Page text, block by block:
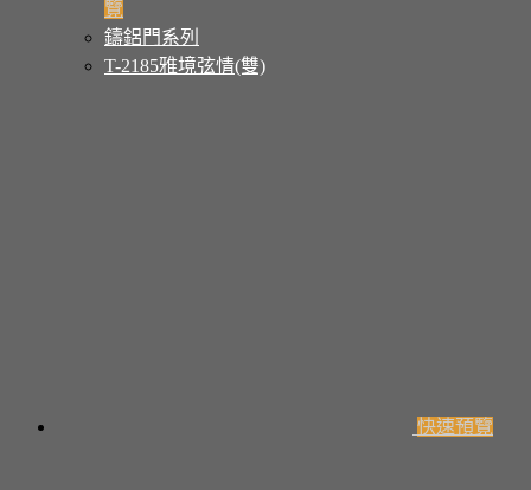
覽
鑄鋁門系列
T-2185雅境弦情(雙)
快速預覽